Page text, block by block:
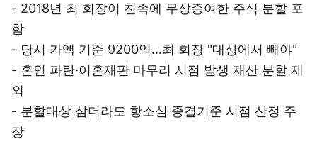
- 2018년 최 회장이 친족에 무상증여한 주식 분할 포
함
- 당시 가액 기준 9200억…최 회장 "대상에서 빼야"
- 혼인 파탄·이혼재판 마무리 시점 발생 재산 분할 제
외
- 분할대상 삼더라도 항소심 종결기준 시점 산정 주
장